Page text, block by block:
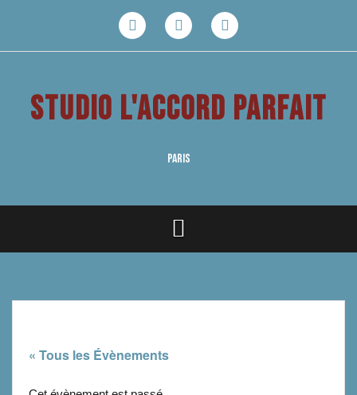
STUDIO L'ACCORD PARFAIT
PARIS
« Tous les Évènements